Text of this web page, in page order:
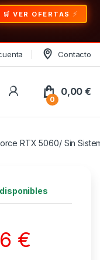
🛒 VER OFERTAS
Contacto
My Account
0
0,00€
RTX 5060/ Sin
€